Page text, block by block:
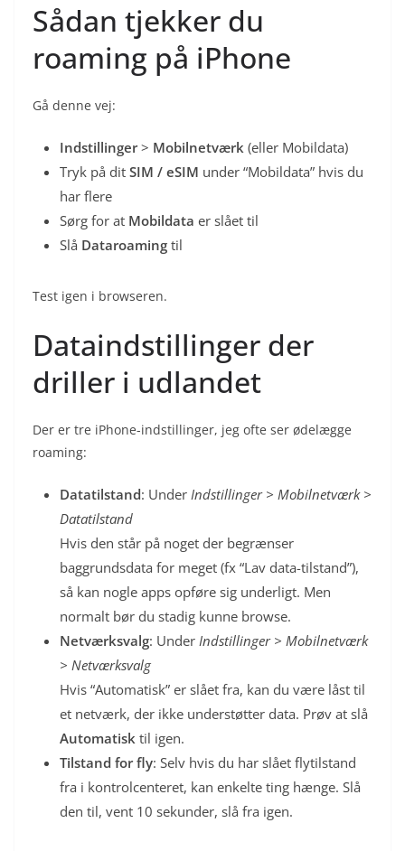
Sådan tjekker du
roaming på iPhone
Gå denne vej:
Indstillinger> Mobilnetværk (eller Mobildata)
Tryk på dit SIM / eSIM under “Mobildata” hvis du
har flere
Sørg for at Mobildata er slået til
Slå Dataroaming til
Test igen i browseren.
Dataindstillinger der
driller i udlandet
Der er tre iPhone-indstillinger, jeg ofte ser ødelægge
roaming:
Datatilstand: Under Indstillinger > Mobilnetværk >
Datatilstand
Hvis den står på noget der begrænser
baggrundsdata for meget (fx “Lav data-tilstand”),
så kan nogle apps opføre sig underligt. Men
normalt bør du stadig kunne browse.
Netværksvalg: Under Indstillinger > Mobilnetværk
> Netværksvalg
Hvis “Automatisk” er slået fra, kan du være låst til
et netværk, der ikke understøtter data. Prøv at slå
Automatisk til igen.
Tilstand for fly: Selv hvis du har slået flytilstand
fra i kontrolcenteret, kan enkelte ting hænge. Slå
den til, vent 10 sekunder, slå fra igen.